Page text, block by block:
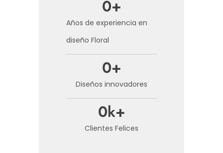
Años de experiencia en
diseño Floral
0+
Diseños innovadores
0+
Clientes Felices
0k+